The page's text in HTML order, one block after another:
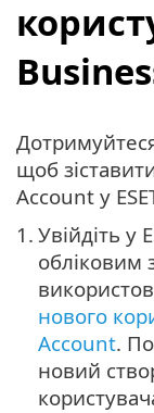
щоб
Account у
1. Увійдіть у
обліковим
нового
Account.
новий